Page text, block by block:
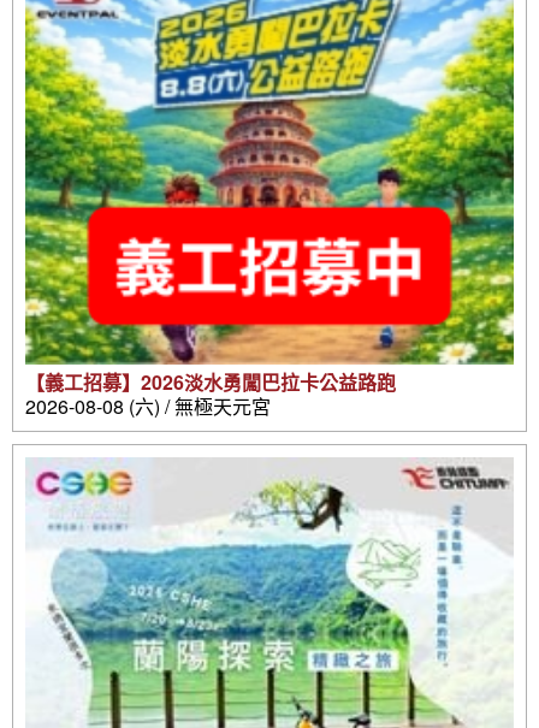
【義工招募】2026淡水勇闖巴拉卡公益路跑
2026-08-08 (六) / 無極天元宮